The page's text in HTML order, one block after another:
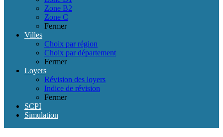
Zone B2
Zone C
Fermer
Villes
Choix par région
Choix par département
Fermer
Loyers
Révision des loyers
Indice de révision
Fermer
SCPI
Simulation